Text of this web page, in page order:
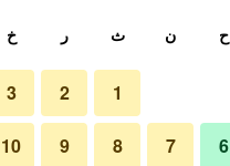
ح ن ث ر خ
1
2
3
6
7
8
9
10